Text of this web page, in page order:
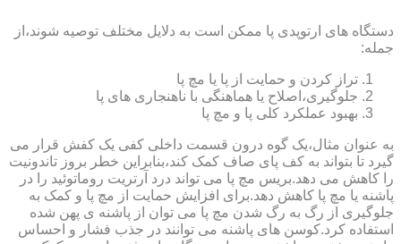
دستگاه های ارتوپدی پا ممکن است به دلایل مختلف توصیه شوند،از
جمله:
تراز کردن و حمایت از پا یا مچ پا
جلوگیری،اصلاح یا هماهنگی با ناهنجاری های پا
بهبود عملکرد کلی پا و مچ پا
به عنوان مثال،یک گوه درون قسمت داخلی کفی یک کفش قرار می
گیرد تا بتواند به کف پای صاف کمک کند،بنابراین خطر بروز تاندونیت
را کاهش می دهد.بریس مچ پا می تواند درد آرتریت روماتوئید را در
پاشنه یا مچ پا کاهش دهد.برای افزایش حمایت از مچ پا و کمک به
جلوگیری از رگ به رگ شدن مچ پا می توان از پاشنه ی پهن شده
استفاده کرد.کوسن های پاشنه می توانند در جذب فشار و احساس